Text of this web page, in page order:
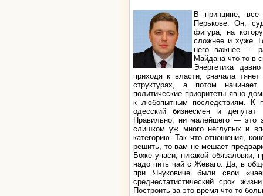
В принципе,
Перькове. Он,
фигура, на
сложнее и хуже.
него важнее —
Майдана что-то в
Энергетика
приходя к власти, сначала
структурах, а потом
политические приоритеты явно
к любопытным последствиям. К
одесский бизнесмен и
Правильно, ни малейшего — это
слишком уж много неглупых и
категорию. Так что отношения,
решить, то вам не мешает
Боже упаси, никакой
надо пить чай с Жеваго. Да, в
при Януковиче были свои
среднестатистический срок
Построить за это время что-то